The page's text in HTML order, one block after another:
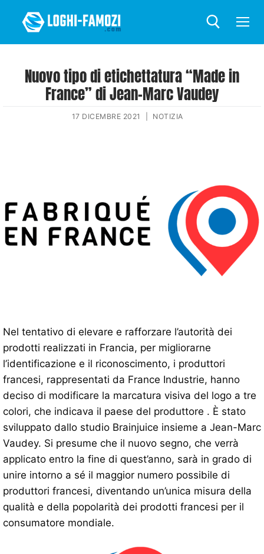
Nuovo tipo di etichettatura “Made in
France” di Jean-Marc Vaudey
17 DICEMBRE 2021 NOTIZIA
Nel tentativo di elevare e rafforzare l’autorità dei
prodotti realizzati in Francia, per migliorarne
l’identificazione e il riconoscimento, i produttori
francesi, rappresentati da France Industrie, hanno
deciso di modificare la marcatura visiva del logo a tre
colori, che indicava il paese del produttore . È stato
sviluppato dallo studio Brainjuice insieme a Jean-Marc
Vaudey. Si presume che il nuovo segno, che verrà
applicato entro la fine di quest’anno, sarà in grado di
unire intorno a sé il maggior numero possibile di
produttori francesi, diventando un’unica misura della
qualità e della popolarità dei prodotti francesi per il
consumatore mondiale.